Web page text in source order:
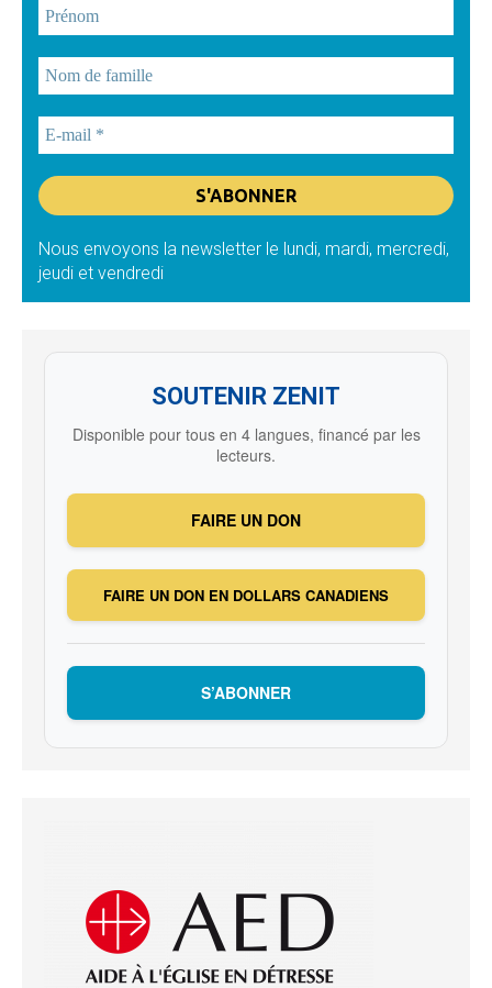
Nous envoyons la newsletter le lundi, mardi, mercredi,
jeudi et vendredi
SOUTENIR ZENIT
Disponible pour tous en 4 langues, financé par les
lecteurs.
FAIRE UN DON
FAIRE UN DON EN DOLLARS CANADIENS
S’ABONNER